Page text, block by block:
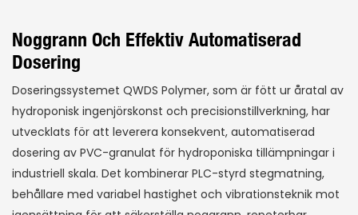
Noggrann Och Effektiv Automatiserad
Dosering
Doseringssystemet QWDS Polymer, som är fött ur åratal av
hydroponisk ingenjörskonst och precisionstillverkning, har
utvecklats för att leverera konsekvent, automatiserad
dosering av PVC-granulat för hydroponiska tillämpningar i
industriell skala. Det kombinerar PLC-styrd stegmatning,
behållare med variabel hastighet och vibrationsteknik mot